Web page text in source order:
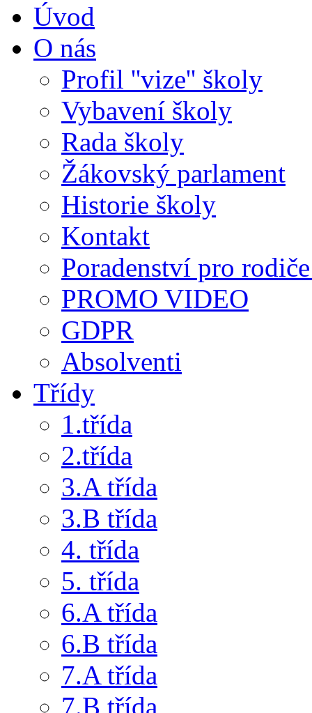
Úvod
O nás
Profil ''vize'' školy
Vybavení školy
Rada školy
Žákovský parlament
Historie školy
Kontakt
Poradenství pro
PROMO VIDEO
GDPR
Absolventi
Třídy
1.třída
2.třída
3.A třída
3.B třída
4. třída
5. třída
6.A třída
6.B třída
7.A třída
7.B třída